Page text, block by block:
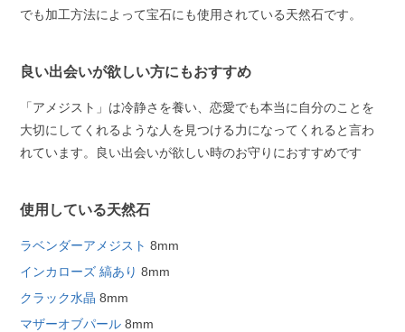
でも加工方法によって宝石にも使用されている天然石です。
良い出会いが欲しい方にもおすすめ
「アメジスト」は冷静さを養い、恋愛でも本当に自分のことを
大切にしてくれるような人を見つける力になってくれると言わ
れています。良い出会いが欲しい時のお守りにおすすめです
使用している天然石
ラベンダーアメジスト 8mm
インカローズ 縞あり 8mm
クラック水晶 8mm
マザーオブパール 8mm